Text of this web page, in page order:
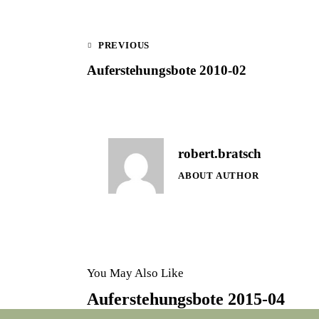
PREVIOUS
Auferstehungsbote 2010-02
robert.bratsch
ABOUT AUTHOR
You May Also Like
Auferstehungsbote 2015-04